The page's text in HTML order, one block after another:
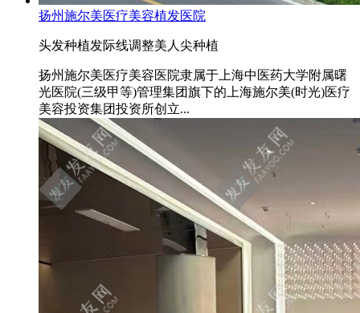
扬州施尔美医疗美容植发医院
头发种植发际线调整美人尖种植
扬州施尔美医疗美容医院隶属于上海中医药大学附属曙
光医院(三级甲等)管理集团旗下的上海施尔美(时光)医疗
美容投资集团投资所创立...